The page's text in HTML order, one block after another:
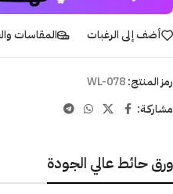
أضف إلى الرغبات المقاسات
رمز المنتج:WL-078
مشاركـة:
ورق حائط عالي الجودة